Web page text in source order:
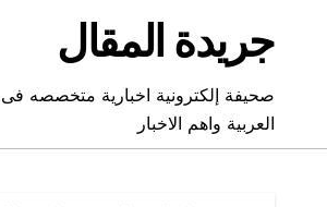
contentجريدة المقال
صحيفة إلكترونية اخبارية متخصصه
العربية واهم الاخبار